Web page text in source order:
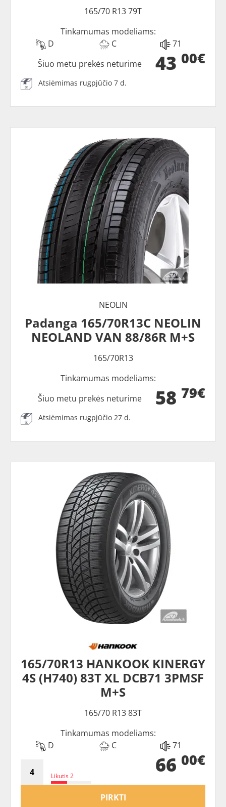
165/70 R13 79T
Tinkamumas modeliams:
D
C 71
43 00€
Šiuo metu prekės neturime
Atsiėmimas rugpjūčio 7 d.
NEOLIN
Padanga 165/70R13C NEOLIN
NEOLAND VAN 88/86R M+S
165/70R13
Tinkamumas modeliams:
58 79€
Šiuo metu prekės neturime
Atsiėmimas rugpjūčio 27 d.
165/70R13 HANKOOK KINERGY
4S (H740) 83T XL DCB71 3PMSF
M+S
165/70 R13 83T
Tinkamumas modeliams:
D
C 71
Likutis 2 66 00€
PIRKTI